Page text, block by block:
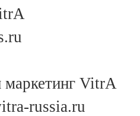
VitrA
russia.ru